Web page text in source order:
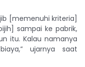
[memenuhi kriteria]
sampai ke pabrik,
itu. Kalau namanya
ujarnya saat